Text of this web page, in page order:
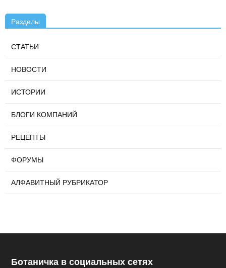
Разделы
СТАТЬИ
НОВОСТИ
ИСТОРИИ
БЛОГИ КОМПАНИЙ
РЕЦЕПТЫ
ФОРУМЫ
АЛФАВИТНЫЙ РУБРИКАТОР
Ботаничка в социальных сетях